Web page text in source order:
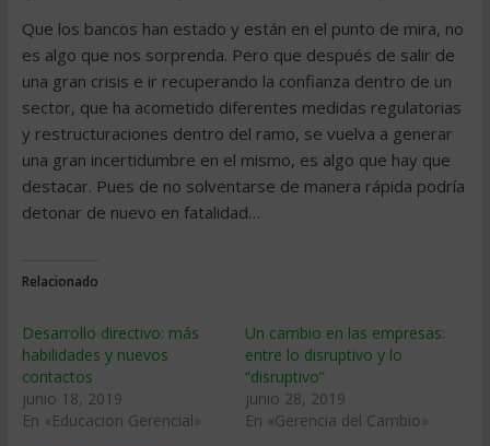
Que los bancos han estado y están en el punto de mira, no
es algo que nos sorprenda. Pero que después de salir de
una gran crisis e ir recuperando la confianza dentro de un
sector, que ha acometido diferentes medidas regulatorias
y restructuraciones dentro del ramo, se vuelva a generar
una gran incertidumbre en el mismo, es algo que hay que
destacar. Pues de no solventarse de manera rápida podría
detonar de nuevo en fatalidad…
Relacionado
Desarrollo directivo: más
habilidades y nuevos
contactos
junio 18, 2019
En «Educacion Gerencial»
Un cambio en las empresas:
entre lo disruptivo y lo
“disruptivo”
junio 28, 2019
En «Gerencia del Cambio»